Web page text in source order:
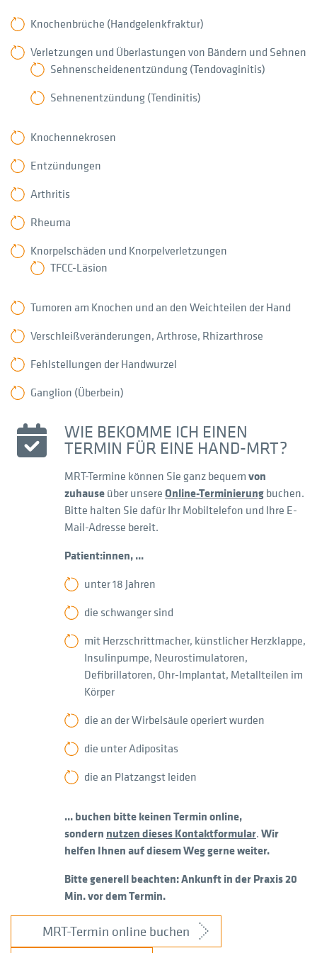
Knochenbrüche (Handgelenkfraktur)
Verletzungen und Überlastungen von Bändern und Sehnen
Sehnenscheidenentzündung (Tendovaginitis)
Sehnenentzündung (Tendinitis)
Knochennekrosen
Entzündungen
Arthritis
Rheuma
Knorpelschäden und Knorpelverletzungen
TFCC-Läsion
Tumoren am Knochen und an den Weichteilen der Hand
Verschleißveränderungen, Arthrose, Rhizarthrose
Fehlstellungen der Handwurzel
Ganglion (Überbein)
WIE BEKOMME ICH EINEN
TERMIN FÜR EINE HAND-MRT?
MRT-Termine können Sie ganz bequemvon
zuhauseüber unsereOnline-Terminierungbuchen.
Bitte halten Sie dafür Ihr Mobiltelefon und Ihre E-
Mail-Adresse bereit.
Patient:innen, ...
unter 18 Jahren
die schwanger sind
mit Herzschrittmacher, künstlicher Herzklappe,
Insulinpumpe, Neurostimulatoren,
Defibrillatoren, Ohr-Implantat, Metallteilen im
Körper
die an der Wirbelsäule operiert wurden
die unter Adipositas
die an Platzangst leiden
... buchen bitte keinen Termin online,
sondern nutzen dieses Kontaktformular.Wir
helfen Ihnen auf diesem Weg gerne weiter.
Bitte generell beachten: Ankunft in der Praxis 20
Min. vor dem Termin.
MRT-Termin online buchen